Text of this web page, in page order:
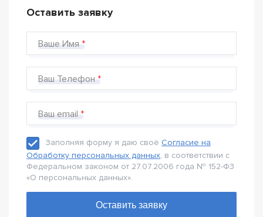
Оставить заявку
Ваше Имя
Ваш Телефон
Ваш email
Заполняя форму я даю своё Согласие на
Обработку персональных данных, в соответствии с
Федеральном законом от 27.07.2006 года № 152-Ф3
«О персональных данных».